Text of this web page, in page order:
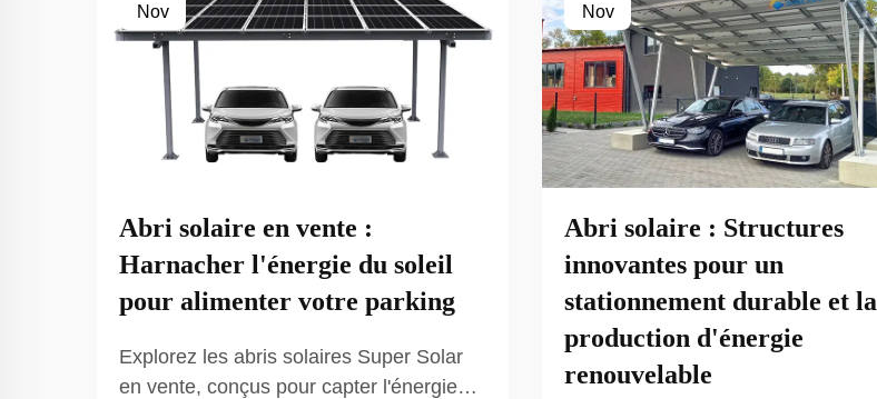
Nov
Abri solaire en vente :
Harnacher l'énergie du soleil
pour alimenter votre parking
Explorez les abris solaires Super Solar
en vente, conçus pour capter l'énergie
Nov
Abri solaire : Structures
innovantes pour un
stationnement durable et la
production d'énergie
renouvelable